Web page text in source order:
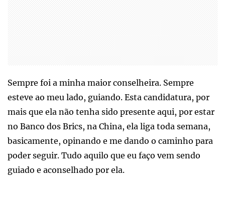
Sempre foi a minha maior conselheira. Sempre
esteve ao meu lado, guiando. Esta candidatura, por
mais que ela não tenha sido presente aqui, por estar
no Banco dos Brics, na China, ela liga toda semana,
basicamente, opinando e me dando o caminho para
poder seguir. Tudo aquilo que eu faço vem sendo
guiado e aconselhado por ela.